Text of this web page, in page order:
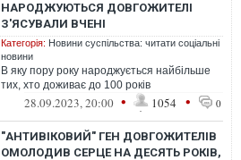
НАРОДЖУЮТЬСЯ ДОВГОЖИТЕЛІ
З'ЯСУВАЛИ ВЧЕНІ
Категорія: Новини суспільства: читати соціальні
новини
В яку пору року народжується найбільше
тих, хто доживає до 100 років
28.09.2023, 20:00 • 1054 • 0
"АНТИВІКОВИЙ" ГЕН ДОВГОЖИТЕЛІВ
ОМОЛОДИВ СЕРЦЕ НА ДЕСЯТЬ РОКІВ,